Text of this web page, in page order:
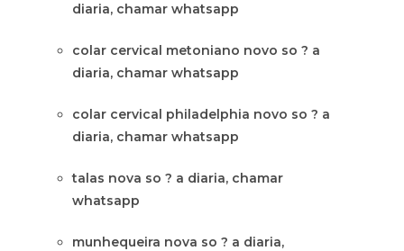
diaria, chamar whatsapp
colar cervical metoniano novo so ? a
diaria, chamar whatsapp
colar cervical philadelphia novo so ? a
diaria, chamar whatsapp
talas nova so ? a diaria, chamar
whatsapp
munhequeira nova so ? a diaria,